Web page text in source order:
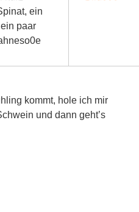
ein
paar
kommt, hole ich mir
und dann geht’s